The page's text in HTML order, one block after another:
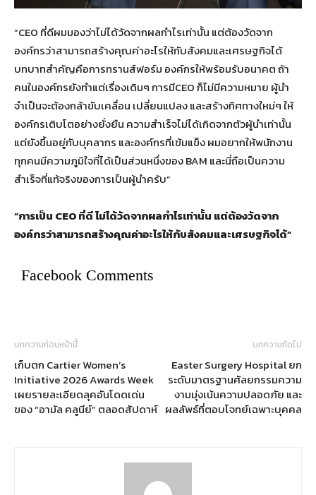
“CEO ที่ดีผมมองว่าไม่ได้วัดจากผลกำไรเท่านั้น แต่ต้องวัดจาก
องค์กรว่าสามารถสร้างคุณค่าอะไรให้กับสังคมและเศรษฐกิจได้
บทบาทสำคัญคือการทรานส์ฟอร์ม องค์กรให้พร้อมรับอนาคต ถ้า
คนในองค์กรยังทำแต่เรื่องเดิมๆ การมีCEO ก็ไม่มีความหมาย ผู้นำ
จำเป็นจะต้องกล้าขับเคลื่อน เปลี่ยนแปลง และสร้างทิศทางใหม่ๆ ให้
องค์กรเติบโตอย่างยั่งยืน ความสำเร็จไม่ได้เกิดจากตัวผู้นำเท่านั้น
แต่ยังขึ้นอยู่กับบุคลากร และองค์กรที่เข้มแข็ง ผมอยากให้พนักงาน
ทุกคนมีความภูมิใจที่ได้เป็นส่วนหนึ่งของ BAM และนี่ถือเป็นความ
สำเร็จที่แท้จริงของการเป็นผู้นำครับ”
“การเป็น CEOที่ดี ไม่ได้วัดจากผลกำไรเท่านั้น แต่ต้องวัดจาก
องค์กรว่าสามารถสร้างคุณค่าอะไรให้กับสังคมและเศรษฐกิจได้”
Facebook Comments
บทความก่อนหน้านี้
เก็บตก Cartier Women’s
Initiative 2026 Awards Week
เผยรายละเอียดลุคอันโดดเด่น
ของ “อามัล คลูนีย์” ตลอดสัปดาห์
บทความถัดไป
Easter Surgery Hospital ยก
ระดับมาตรฐานศัลยกรรมความ
งามมุ่งเน้นความปลอดภัย และ
ผลลัพธ์ที่ตอบโจทย์เฉพาะบุคคล